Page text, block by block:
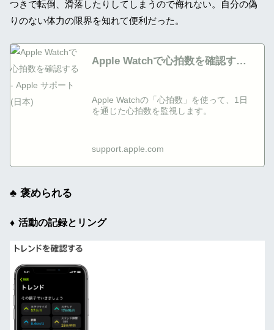
つきで転倒、滑落したりしてしまうので侮れない。自分の偽
りのない体力の限界を知れて便利だった。
Apple Watchで心拍数を確認する -
Apple Watchの「心拍数」を使って、1日
を通じた心拍数を監視します。
support.apple.com
褒められる
活動の記録とリング